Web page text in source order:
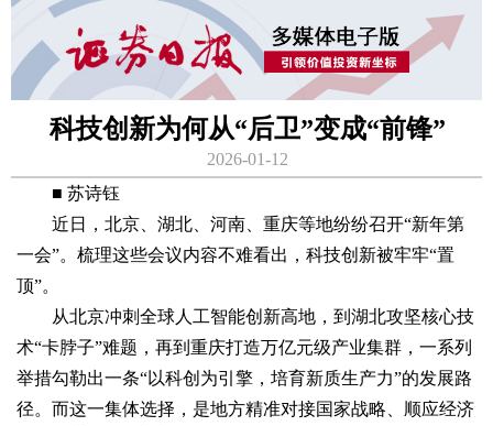
科技创新为何从“后卫”变成“前锋”
2026-01-12
■ 苏诗钰
近日，北京、湖北、河南、重庆等地纷纷召开“新年第
一会”。梳理这些会议内容不难看出，科技创新被牢牢“置
顶”。
从北京冲刺全球人工智能创新高地，到湖北攻坚核心技
术“卡脖子”难题，再到重庆打造万亿元级产业集群，一系列
举措勾勒出一条“以科创为引擎，培育新质生产力”的发展路
径。而这一集体选择，是地方精准对接国家战略、顺应经济